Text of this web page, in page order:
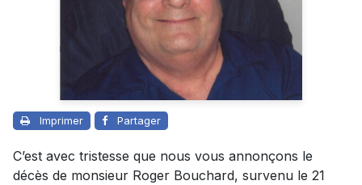
Imprimer Partager
C’est avec tristesse que nous vous annonçons le
décès de monsieur Roger Bouchard, survenu le 21